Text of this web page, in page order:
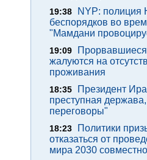
19:38
NYP: полиция
беспорядков во
"Мамдани
19:09
жалуются на
проживания
18:35
Президент
преступная
переговоры"
18:23
Политики
отказаться от
мира 2030